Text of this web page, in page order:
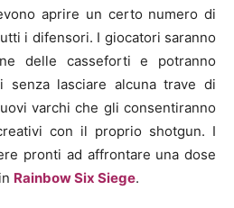
aprire un certo numero di
i difensori. I giocatori saranno
delle casseforti e potranno
senza lasciare alcuna trave di
varchi che gli consentiranno
con il proprio shotgun. I
pronti ad affrontare una dose
Rainbow Six Siege.